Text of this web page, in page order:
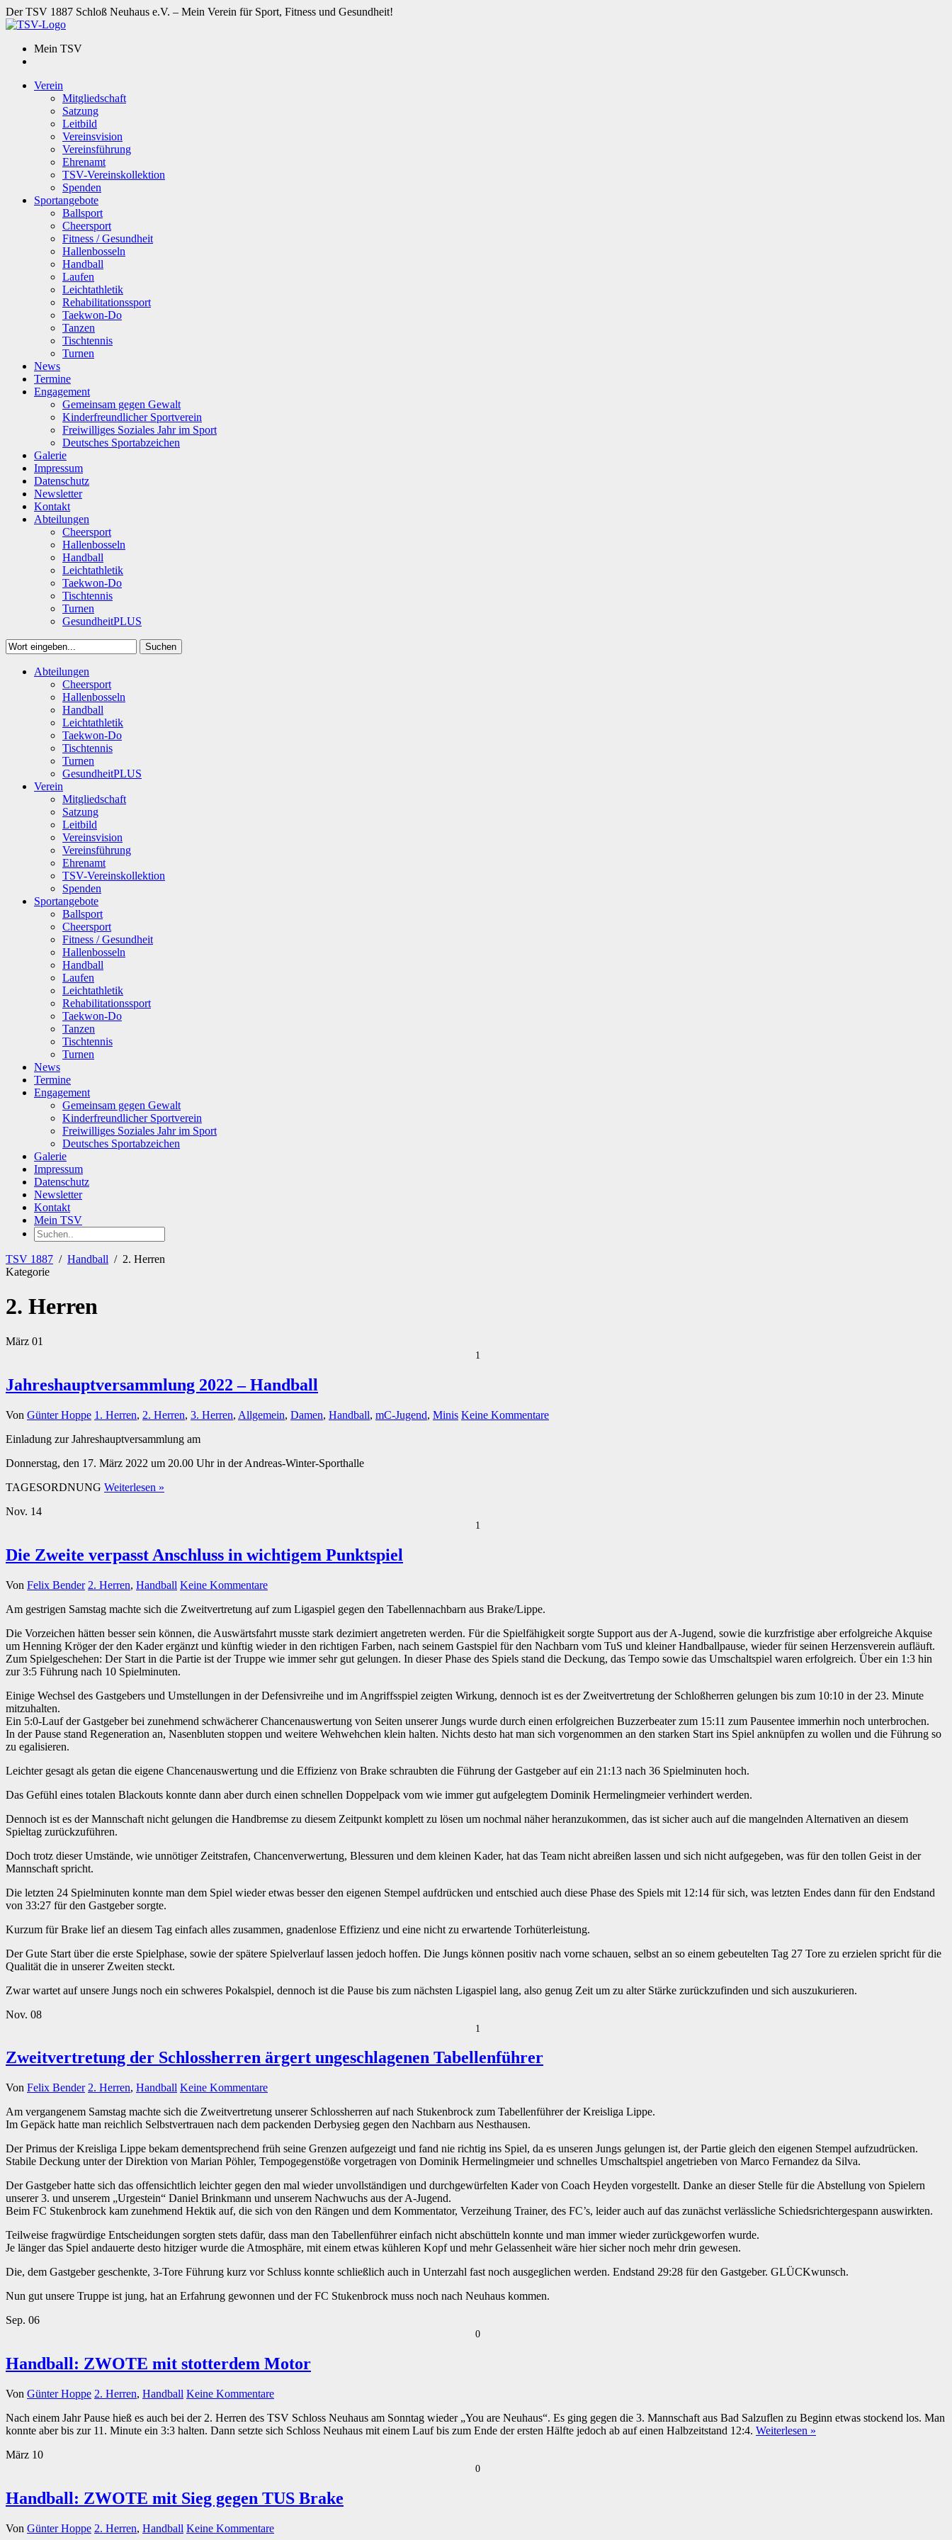
Der TSV 1887 Schloß Neuhaus e.V. – Mein Verein für Sport, Fitness und Gesundheit!
Mein TSV
Verein
Mitgliedschaft
Satzung
Leitbild
Vereinsvision
Vereinsführung
Ehrenamt
TSV-Vereinskollektion
Spenden
Sportangebote
Ballsport
Cheersport
Fitness / Gesundheit
Hallenbosseln
Handball
Laufen
Leichtathletik
Rehabilitationssport
Taekwon-Do
Tanzen
Tischtennis
Turnen
News
Termine
Engagement
Gemeinsam gegen Gewalt
Kinderfreundlicher Sportverein
Freiwilliges Soziales Jahr im Sport
Deutsches Sportabzeichen
Galerie
Impressum
Datenschutz
Newsletter
Kontakt
Abteilungen
Cheersport
Hallenbosseln
Handball
Leichtathletik
Taekwon-Do
Tischtennis
Turnen
GesundheitPLUS
Suchen
SuchenAbteilungen
Cheersport
Hallenbosseln
Handball
Leichtathletik
Taekwon-Do
Tischtennis
Turnen
GesundheitPLUS
Verein
Mitgliedschaft
Satzung
Leitbild
Vereinsvision
Vereinsführung
Ehrenamt
TSV-Vereinskollektion
Spenden
Sportangebote
Ballsport
Cheersport
Fitness / Gesundheit
Hallenbosseln
Handball
Laufen
Leichtathletik
Rehabilitationssport
Taekwon-Do
Tanzen
Tischtennis
Turnen
News
Termine
Engagement
Gemeinsam gegen Gewalt
Kinderfreundlicher Sportverein
Freiwilliges Soziales Jahr im Sport
Deutsches Sportabzeichen
Galerie
Impressum
Datenschutz
Newsletter
Kontakt
Mein TSV
TSV 1887 / Handball / 2. Herren
Kategorie
2. Herren
März 01
1
Jahreshauptversammlung 2022 – Handball
Von Günter Hoppe 1. Herren, 2. Herren, 3. Herren, Allgemein, Damen, Handball, mC-Jugend, Minis Keine Kommentare
Einladung zur Jahreshauptversammlung am
Donnerstag, den 17. März 2022 um 20.00 Uhr in der Andreas-Winter-Sporthalle
TAGESORDNUNG Weiterlesen »
Nov. 14
1
Die Zweite verpasst Anschluss in wichtigem Punktspiel
Von Felix Bender 2. Herren, Handball Keine Kommentare
Am gestrigen Samstag machte sich die Zweitvertretung auf zum Ligaspiel gegen den Tabellennachbarn aus Brake/Lippe.
Die Vorzeichen hätten besser sein können, die Auswärtsfahrt musste stark dezimiert angetreten werden. Für die Spielfähigkeit sorgte Support aus der A-Jugend, sowie die kurzfristige aber erfolgreiche Akquise
um Henning Kröger der den Kader ergänzt und künftig wieder in den richtigen Farben, nach seinem Gastspiel für den Nachbarn vom TuS und kleiner Handballpause, wieder für seinen Herzensverein aufläuft.
Zum Spielgeschehen: Der Start in die Partie ist der Truppe wie immer sehr gut gelungen. In dieser Phase des Spiels stand die Deckung, das Tempo sowie das Umschaltspiel waren erfolgreich. Über ein 1:3 hin
zur 3:5 Führung nach 10 Spielminuten.
Einige Wechsel des Gastgebers und Umstellungen in der Defensivreihe und im Angriffsspiel zeigten Wirkung, dennoch ist es der Zweitvertretung der Schloßherren gelungen bis zum 10:10 in der 23. Minute
mitzuhalten.
Ein 5:0-Lauf der Gastgeber bei zunehmend schwächerer Chancenauswertung von Seiten unserer Jungs wurde durch einen erfolgreichen Buzzerbeater zum 15:11 zum Pausentee immerhin noch unterbrochen.
In der Pause stand Regeneration an, Nasenbluten stoppen und weitere Wehwehchen klein halten. Nichts desto hat man sich vorgenommen an den starken Start ins Spiel anknüpfen zu wollen und die Führung so
zu egalisieren.
Leichter gesagt als getan die eigene Chancenauswertung und die Effizienz von Brake schraubten die Führung der Gastgeber auf ein 21:13 nach 36 Spielminuten hoch.
Das Gefühl eines totalen Blackouts konnte dann aber durch einen schnellen Doppelpack vom wie immer gut aufgelegtem Dominik Hermelingmeier verhindert werden.
Dennoch ist es der Mannschaft nicht gelungen die Handbremse zu diesem Zeitpunkt komplett zu lösen um nochmal näher heranzukommen, das ist sicher auch auf die mangelnden Alternativen an diesem
Spieltag zurückzuführen.
Doch trotz dieser Umstände, wie unnötiger Zeitstrafen, Chancenverwertung, Blessuren und dem kleinen Kader, hat das Team nicht abreißen lassen und sich nicht aufgegeben, was für den tollen Geist in der
Mannschaft spricht.
Die letzten 24 Spielminuten konnte man dem Spiel wieder etwas besser den eigenen Stempel aufdrücken und entschied auch diese Phase des Spiels mit 12:14 für sich, was letzten Endes dann für den Endstand
von 33:27 für den Gastgeber sorgte.
Kurzum für Brake lief an diesem Tag einfach alles zusammen, gnadenlose Effizienz und eine nicht zu erwartende Torhüterleistung.
Der Gute Start über die erste Spielphase, sowie der spätere Spielverlauf lassen jedoch hoffen. Die Jungs können positiv nach vorne schauen, selbst an so einem gebeutelten Tag 27 Tore zu erzielen spricht für die
Qualität die in unserer Zweiten steckt.
Zwar wartet auf unsere Jungs noch ein schweres Pokalspiel, dennoch ist die Pause bis zum nächsten Ligaspiel lang, also genug Zeit um zu alter Stärke zurückzufinden und sich auszukurieren.
Nov. 08
1
Zweitvertretung der Schlossherren ärgert ungeschlagenen Tabellenführer
Von Felix Bender 2. Herren, Handball Keine Kommentare
Am vergangenem Samstag machte sich die Zweitvertretung unserer Schlossherren auf nach Stukenbrock zum Tabellenführer der Kreisliga Lippe.
Im Gepäck hatte man reichlich Selbstvertrauen nach dem packenden Derbysieg gegen den Nachbarn aus Nesthausen.
Der Primus der Kreisliga Lippe bekam dementsprechend früh seine Grenzen aufgezeigt und fand nie richtig ins Spiel, da es unseren Jungs gelungen ist, der Partie gleich den eigenen Stempel aufzudrücken.
Stabile Deckung unter der Direktion von Marian Pöhler, Tempogegenstöße vorgetragen von Dominik Hermelingmeier und schnelles Umschaltspiel angetrieben von Marco Fernandez da Silva.
Der Gastgeber hatte sich das offensichtlich leichter gegen den mal wieder unvollständigen und durchgewürfelten Kader von Coach Heyden vorgestellt. Danke an dieser Stelle für die Abstellung von Spielern
unserer 3. und unserem „Urgestein“ Daniel Brinkmann und unserem Nachwuchs aus der A-Jugend.
Beim FC Stukenbrock kam zunehmend Hektik auf, die sich von den Rängen und dem Kommentator, Verzeihung Trainer, des FC’s, leider auch auf das zunächst verlässliche Schiedsrichtergespann auswirkten.
Teilweise fragwürdige Entscheidungen sorgten stets dafür, dass man den Tabellenführer einfach nicht abschütteln konnte und man immer wieder zurückgeworfen wurde.
Je länger das Spiel andauerte desto hitziger wurde die Atmosphäre, mit einem etwas kühleren Kopf und mehr Gelassenheit wäre hier sicher noch mehr drin gewesen.
Die, dem Gastgeber geschenkte, 3-Tore Führung kurz vor Schluss konnte schließlich auch in Unterzahl fast noch ausgeglichen werden. Endstand 29:28 für den Gastgeber. GLÜCKwunsch.
Nun gut unsere Truppe ist jung, hat an Erfahrung gewonnen und der FC Stukenbrock muss noch nach Neuhaus kommen.
Sep. 06
0
Handball: ZWOTE mit stotterdem Motor
Von Günter Hoppe 2. Herren, Handball Keine Kommentare
Nach einem Jahr Pause hieß es auch bei der 2. Herren des TSV Schloss Neuhaus am Sonntag wieder „You are Neuhaus“. Es ging gegen die 3. Mannschaft aus Bad Salzuflen zu Beginn etwas stockend los. Man
konnte aber bis zur 11. Minute ein 3:3 halten. Dann setzte sich Schloss Neuhaus mit einem Lauf bis zum Ende der ersten Hälfte jedoch ab auf einen Halbzeitstand 12:4. Weiterlesen »
März 10
0
Handball: ZWOTE mit Sieg gegen TUS Brake
Von Günter Hoppe 2. Herren, Handball Keine Kommentare